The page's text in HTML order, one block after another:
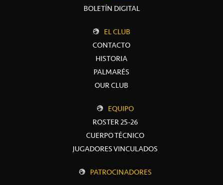
BOLETÍN DIGITAL
EL CLUB
CONTACTO
HISTORIA
PALMARÉS
OUR CLUB
EQUIPO
ROSTER 25-26
CUERPO TÉCNICO
JUGADORES VINCULADOS
PATROCINADORES